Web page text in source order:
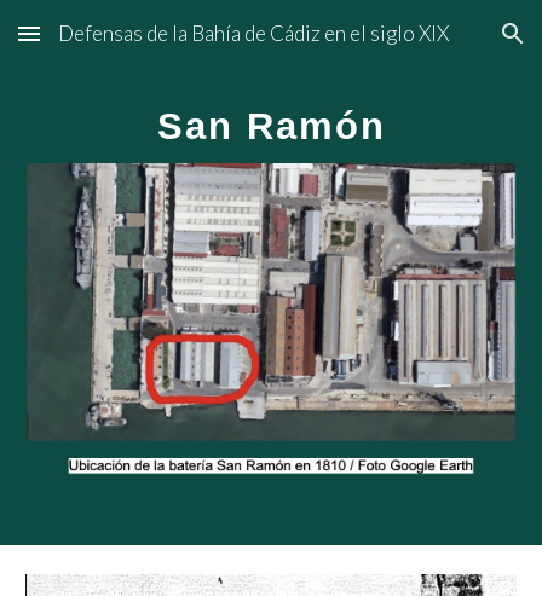
Skip to main content Skip to navigation
Defensas de la Bahía de Cádiz en el siglo XIX
San Ramón